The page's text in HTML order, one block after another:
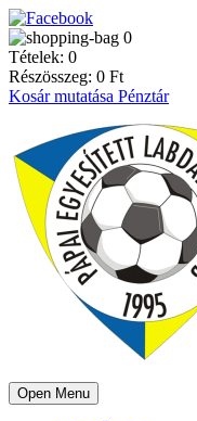
0
Tételek: 0
Részösszeg: 0 Ft
Kosár mutatása Pénztár
Open Menu